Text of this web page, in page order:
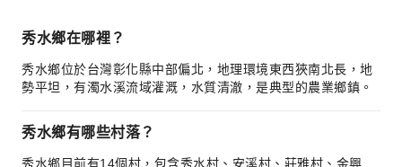
秀水鄉在哪裡？
秀水鄉位於台灣彰化縣中部偏北，地理環境東西狹南北長，地
勢平坦，有濁水溪流域灌溉，水質清澈，是典型的農業鄉鎮。
秀水鄉有哪些村落？
秀水鄉目前有14個村，包含秀水村、安溪村、莊雅村、金興